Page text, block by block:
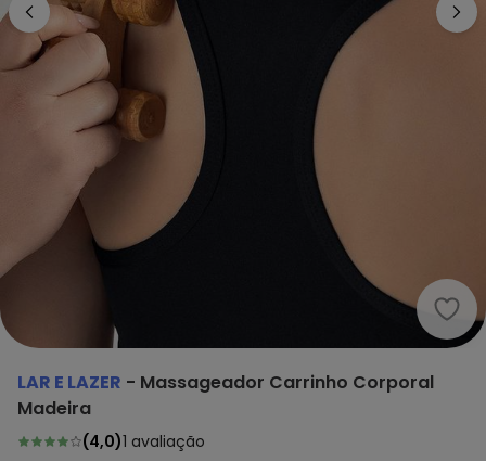
Lar
LAR E LAZER - Massageador Carrinho Corporal
Madeira
(4,0)1 avaliação